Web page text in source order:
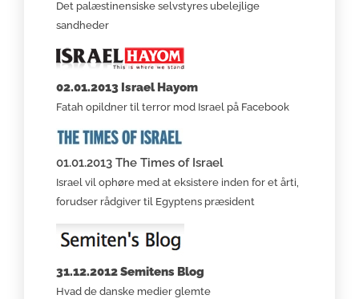
Det palæstinensiske selvstyres ubelejlige
sandheder
02.01.2013 Israel Hayom
Fatah opildner til terror mod Israel på Facebook
01.01.2013 The Times of Israel
Israel vil ophøre med at eksistere inden for et årti,
forudser rådgiver til Egyptens præsident
31.12.2012 Semitens Blog
Hvad de danske medier glemte